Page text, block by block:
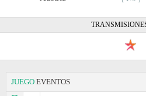
JUEGO EVENTOS